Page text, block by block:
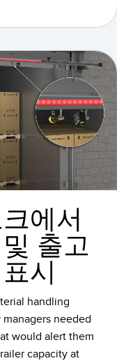
에서
출고
시
handling
needed
would alert them
capacity at